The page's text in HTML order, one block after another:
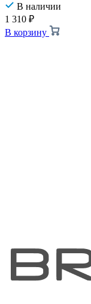
В наличии
1 310 ₽
В корзину